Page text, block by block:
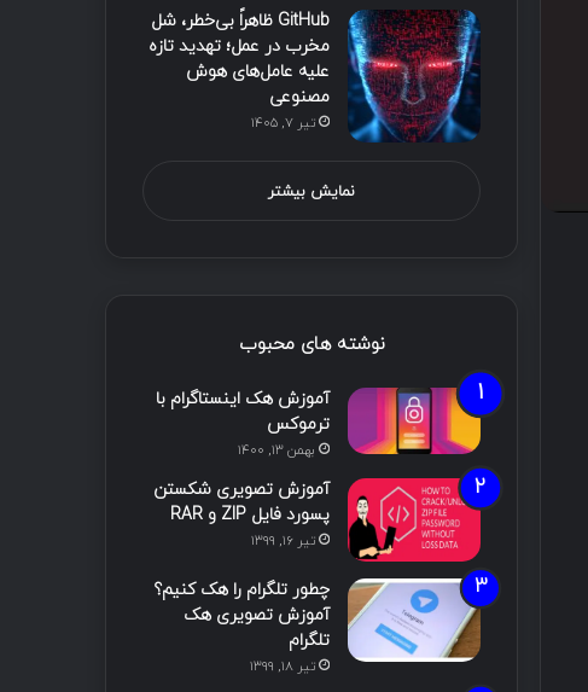
GitHub ظاهراً بی‌خطر، شل
مخرب در عمل؛ تهدید تازه
علیه عامل‌های هوش
مصنوعی
تیر ۷, ۱۴۰۵
نمایش بیشتر
نوشته های محبوب
آموزش هک اینستاگرام با
ترموکس
بهمن ۱۳, ۱۴۰۰
آموزش تصویری شکستن
پسورد فایل ZIP و RAR
تیر ۱۶, ۱۳۹۹
چطور تلگرام را هک کنیم؟
آموزش تصویری هک
تلگرام
تیر ۱۸, ۱۳۹۹